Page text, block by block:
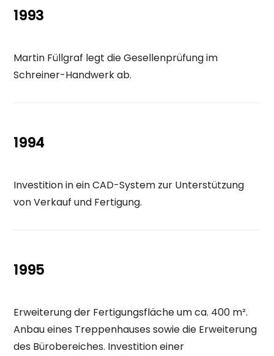
1993
Martin Füllgraf legt die Gesellenprüfung im
Schreiner-Handwerk ab.
1994
Investition in ein CAD-System zur Unterstützung
von Verkauf und Fertigung.
1995
Erweiterung der Fertigungsfläche um ca. 400 m².
Anbau eines Treppenhauses sowie die Erweiterung
des Bürobereiches. Investition einer